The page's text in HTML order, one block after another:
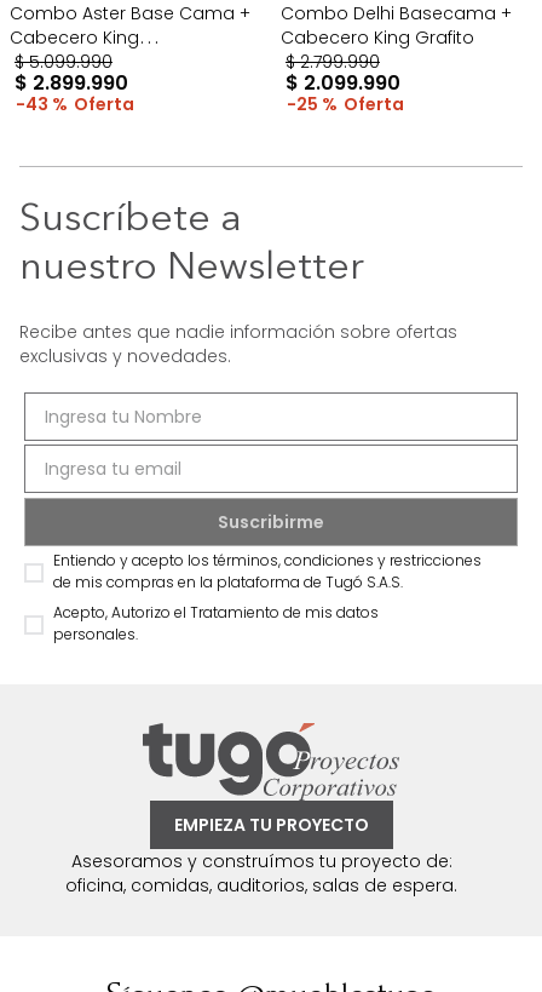
Combo Aster Base Cama +
Cabecero King
Taupe/Madera
$ 5.099.990
$ 2.899.990
43 %
Combo Delhi Basecama +
Cabecero King Grafito
$ 2.799.990
$ 2.099.990
25 %
Suscríbete a
nuestro Newsletter
Recibe antes que nadie información sobre ofertas
exclusivas y novedades.
Entiendo y acepto los términos, condiciones y restricciones
de mis compras en la plataforma de Tugó S.A.S.
Acepto, Autorizo el Tratamiento de mis datos
personales.
EMPIEZA TU PROYECTO
Asesoramos y construímos tu proyecto de:
oficina, comidas, auditorios, salas de espera.